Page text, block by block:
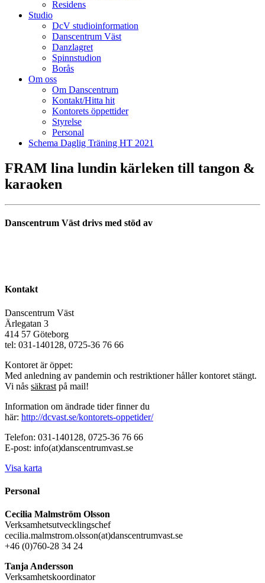
Residens
Studio
DcV studioinformation
Danscentrum Väst
Danzlagret
Spinnstudion
Borås
Om oss
Om Danscentrum
Kontakt/Hitta hit
Kontorets öppettider
Styrelse
Personal
Schema Daglig Träning HT 2021
FRAM lina lundin kärleken till tangon &
karaoken
Danscentrum Väst drivs med stöd av
Kontakt
Danscentrum Väst
Ärlegatan 3
414 57 Göteborg
tel: 031-140128, 0725-36 76 66
Kontoret är öppet:
Med anledning av pandemin och restriktioner håller kontoret stängt.
Vi nås säkrast på mail!
Information om ändrade tider finner du
här: http://dcvast.se/kontorets-oppetider/
Telefon: 031-140128, 0725-36 76 66
E-post: info(at)danscentrumvast.se
Visa karta
Personal
Cecilia Malmström Olsson
Verksamhetsutvecklingschef
cecilia.malmstrom.olsson(at)danscentrumvast.se
+46 (0)760-28 34 24
Tanja Andersson
Verksamhetskoordinator